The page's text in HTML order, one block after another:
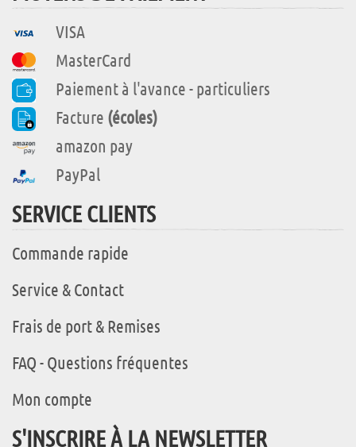
VISA
MasterCard
Paiement à l'avance - particuliers
Facture (écoles)
amazon pay
PayPal
SERVICE CLIENTS
Commande rapide
Service & Contact
Frais de port & Remises
FAQ - Questions fréquentes
Mon compte
S'INSCRIRE À LA NEWSLETTER